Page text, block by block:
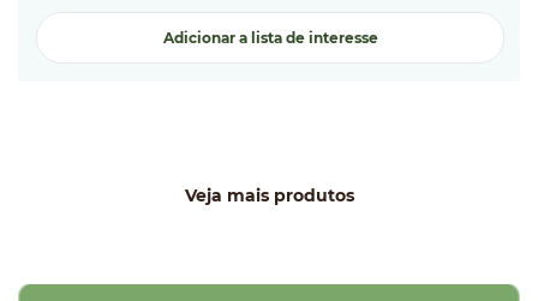
Adicionar a lista de interesse
Veja mais produtos